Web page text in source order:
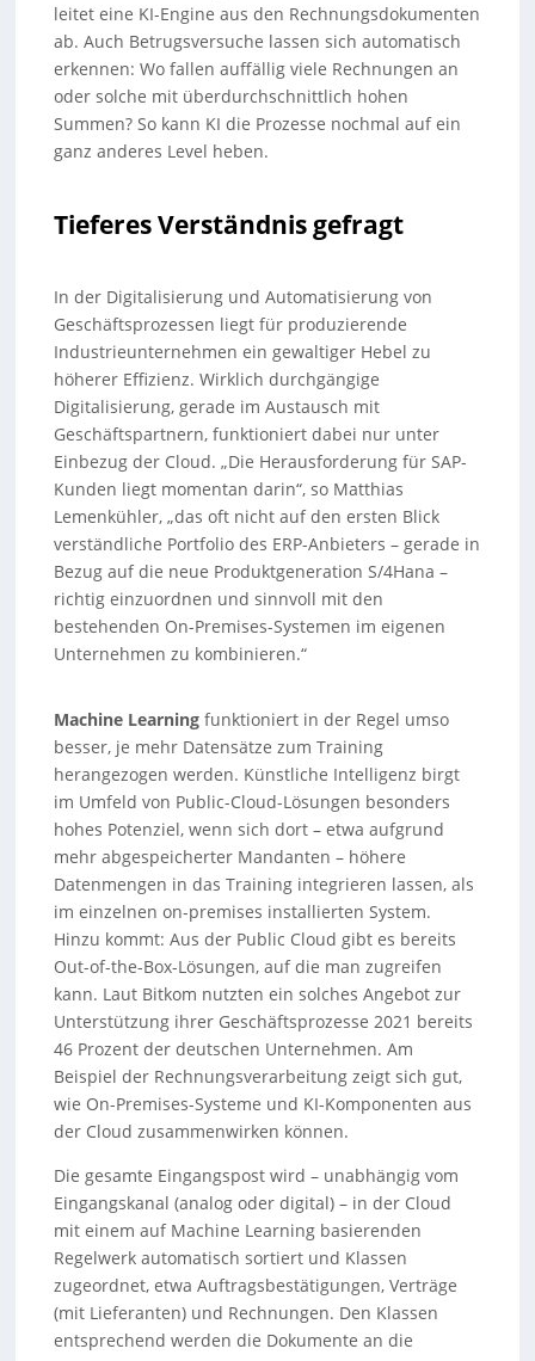
leitet eine KI-Engine aus den Rechnungsdokumenten
ab. Auch Betrugsversuche lassen sich automatisch
erkennen: Wo fallen auffällig viele Rechnungen an
oder solche mit überdurchschnittlich hohen
Summen? So kann KI die Prozesse nochmal auf ein
ganz anderes Level heben.
Tieferes Verständnis gefragt
In der Digitalisierung und Automatisierung von
Geschäftsprozessen liegt für produzierende
Industrieunternehmen ein gewaltiger Hebel zu
höherer Effizienz. Wirklich durchgängige
Digitalisierung, gerade im Austausch mit
Geschäftspartnern, funktioniert dabei nur unter
Einbezug der Cloud. „Die Herausforderung für SAP-
Kunden liegt momentan darin“, so Matthias
Lemenkühler, „das oft nicht auf den ersten Blick
verständliche Portfolio des ERP-Anbieters – gerade in
Bezug auf die neue Produktgeneration S/4Hana –
richtig einzuordnen und sinnvoll mit den
bestehenden On-Premises-Systemen im eigenen
Unternehmen zu kombinieren.“
Machine Learning funktioniert in der Regel umso
besser, je mehr Datensätze zum Training
herangezogen werden. Künstliche Intelligenz birgt
im Umfeld von Public-Cloud-Lösungen besonders
hohes Potenziel, wenn sich dort – etwa aufgrund
mehr abgespeicherter Mandanten – höhere
Datenmengen in das Training integrieren lassen, als
im einzelnen on-premises installierten System.
Hinzu kommt: Aus der Public Cloud gibt es bereits
Out-of-the-Box-Lösungen, auf die man zugreifen
kann. Laut Bitkom nutzten ein solches Angebot zur
Unterstützung ihrer Geschäftsprozesse 2021 bereits
46 Prozent der deutschen Unternehmen. Am
Beispiel der Rechnungsverarbeitung zeigt sich gut,
wie On-Premises-Systeme und KI-Komponenten aus
der Cloud zusammenwirken können.
Die gesamte Eingangspost wird – unabhängig vom
Eingangskanal (analog oder digital) – in der Cloud
mit einem auf Machine Learning basierenden
Regelwerk automatisch sortiert und Klassen
zugeordnet, etwa Auftragsbestätigungen, Verträge
(mit Lieferanten) und Rechnungen. Den Klassen
entsprechend werden die Dokumente an die